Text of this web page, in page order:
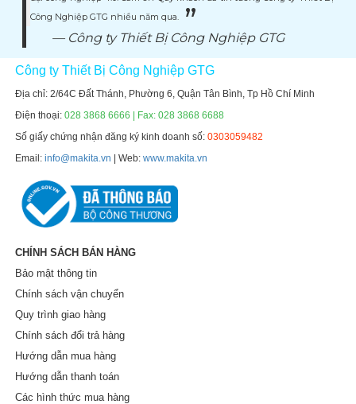
Công Nghiệp GTG nhiều năm qua.
Công ty Thiết Bị Công Nghiệp GTG
Công ty Thiết Bị Công Nghiệp GTG
Địa chỉ: 2/64C Đất Thánh, Phường 6, Quận Tân Bình, Tp Hồ Chí Minh
Điện thoại:028 3868 6666 | Fax: 028 3868 6688
Số giấy chứng nhận đăng ký kinh doanh số:0303059482
Email:info@makita.vn | Web:www.makita.vn
CHÍNH SÁCH BÁN HÀNG
Bảo mật thông tin
Chính sách vận chuyển
Quy trình giao hàng
Chính sách đổi trả hàng
Hướng dẫn mua hàng
Hướng dẫn thanh toán
Các hình thức mua hàng